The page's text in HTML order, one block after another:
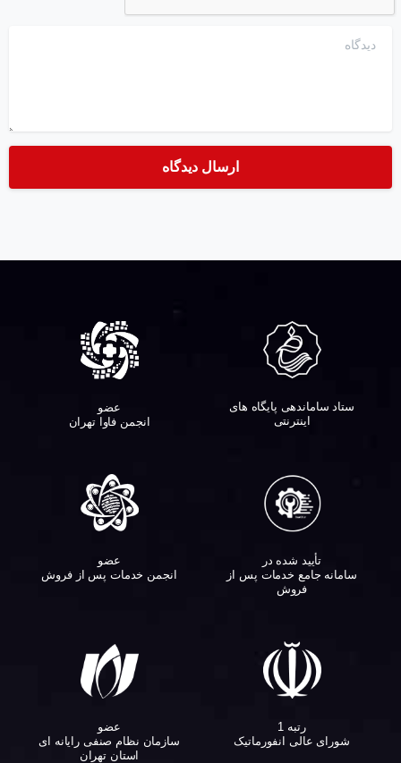
دیدگاه
ستاد ساماندهی پایگاه های
اینترنتی
عضو
انجمن فاوا تهران
تأیید شده در
سامانه جامع خدمات پس از
فروش
عضو
انجمن خدمات پس از فروش
رتبه 1
شورای عالی انفورماتیک
عضو
سازمان نظام صنفی رایانه ای
استان تهران